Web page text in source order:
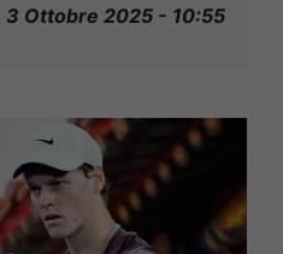
3 Ottobre 2025 - 10:55